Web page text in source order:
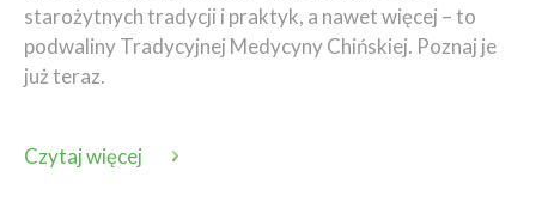
starożytnych tradycji i praktyk, a nawet więcej – to
podwaliny Tradycyjnej Medycyny Chińskiej. Poznaj je
już teraz.
Czytaj więcej